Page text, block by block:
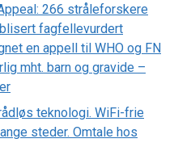
266 stråleforskere
fagfellevurdert
en appell til WHO og FN
mht. barn og gravide –
teknologi. WiFi-frie
steder. Omtale hos